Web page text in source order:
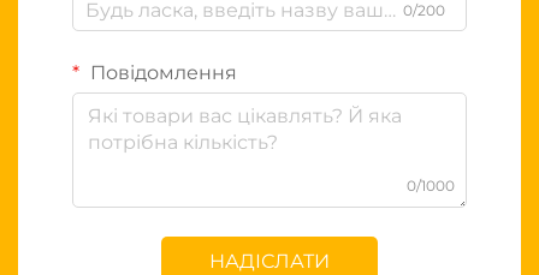
0/200
Повідомлення
0/1000
НАДІСЛАТИ